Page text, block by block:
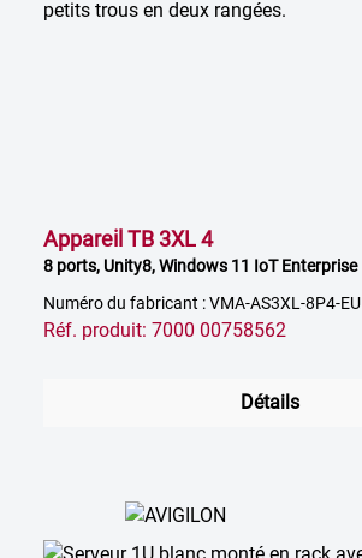
Appareil TB 3XL 4
8 ports, Unity8, Windows 11 IoT Enterprise
Numéro du fabricant : VMA-AS3XL-8P4-EU
Réf. produit: 7000 00758562
Détails